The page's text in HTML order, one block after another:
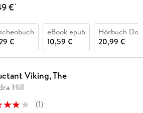
€*
€
eBook epub
10,59 €
Hörbuch
20,99 €
Viking, The
Hill
(1)